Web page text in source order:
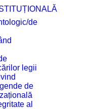
de
legii
de
al